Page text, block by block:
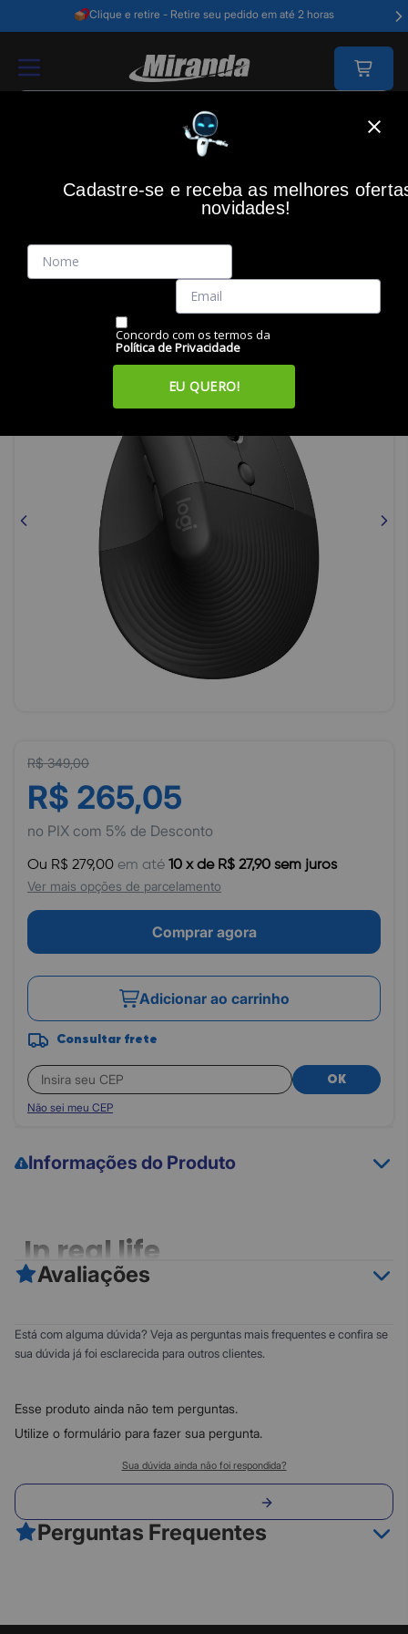
Clique e retire - Retire seu pedido em até 2 horas
R$ 349,00
R$ 265,05
no PIX com 5% de Desconto
Ou R$ 279,00 em até 10 x de R$ 27,90 sem juros
Ver mais opções de parcelamento
Comprar agora
Adicionar ao carrinho
Consultar frete
OK
Não sei meu CEP
Mouse sem fio Lift, Ergonômico Vertical, Grafite, 910-006466,
Logitech
Código: 47473
Miranda
Informações do Produto
In real life
Avaliações
5
4
1
0
Está com alguma dúvida? Veja as perguntas mais frequentes e confira se
sua dúvida já foi esclarecida para outros clientes.
Esse produto ainda não tem perguntas.
Utilize o formulário para fazer sua pergunta.
Sua dúvida ainda não foi respondida?
Perguntas Frequentes
Cadastre-se e receba as melhores
novidades!
Concordo com os termos da
Política de Privacidade
EU QUERO!